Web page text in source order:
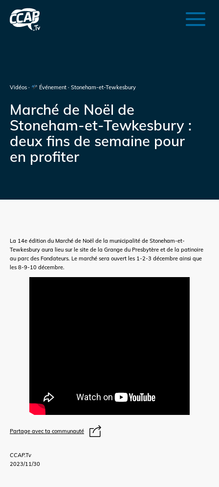
Vidéos · Événement · Stoneham-et-Tewkesbury
Marché de Noël de
Stoneham-et-Tewkesbury :
deux fins de semaine pour
en profiter
CCAP.Tv
2023/11/30
La 14e édition du Marché de Noël de la municipalité de Stoneham-et-
Tewkesbury aura lieu sur le site de la Grange du Presbytère et de la patinoire
au parc des Fondateurs. Le marché sera ouvert les 1-2-3 décembre ainsi que
les 8-9-10 décembre.
Partage avec ta communauté